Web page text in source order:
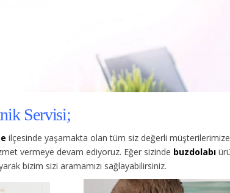
Servisi;
ilçesinde yaşamakta olan tüm siz değerli müşterilerimize
vermeye devam ediyoruz. Eğer sizinde buzdolabı
bizim sizi aramamızı sağlayabilirsiniz.